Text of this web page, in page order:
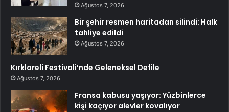
Ağustos 7, 2026
Bir şehir resmen haritadan silindi: Halk
tahliye edildi
Ağustos 7, 2026
Kırklareli Festivali’nde Geleneksel Defile
Ağustos 7, 2026
Fransa kabusu yaşıyor: Yüzbinlerce
kişi kaçıyor alevler kovalıyor